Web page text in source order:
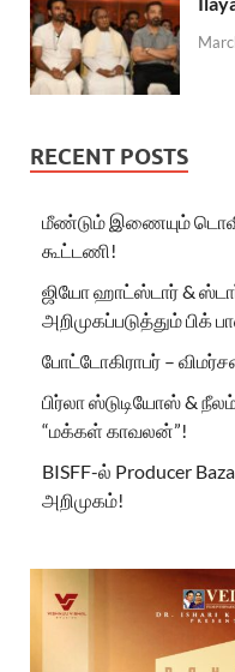
RECENT POSTS
மீண்டும் இணையும்
கூட்டணி!
ஜியோ ஹாட்ஸ்டார் & ஸ்டார்
அறிமுகப்படுத்தும் பிக்
போட்டோகிராபர் –
பிர்லா ஸ்டுடியோஸ் &
“மக்கள் காவலன்”!
BISFF-ல் Producer
அறிமுகம்!